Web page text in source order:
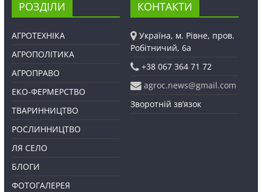
РОЗДІЛИ
АГРОТЕХНІКА
АГРОПОЛІТИКА
АГРОПРАВО
ЕКО-ФЕРМЕРСТВО
ТВАРИННИЦТВО
РОСЛИННИЦТВО
ЛЯ СЕЛО
БЛОГИ
ФОТОГАЛЕРЕЯ
КОНТАКТИ
Україна, м. Рівне, пров.
Робітничий, 6а
+38 067 364 71 72
agroc.news@gmail.com
Зворотній зв’язок